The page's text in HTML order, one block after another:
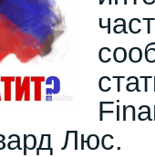
Люс.